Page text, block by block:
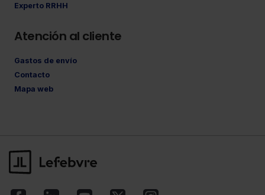
Experto RRHH
Atención al cliente
Gastos de envío
Contacto
Mapa web